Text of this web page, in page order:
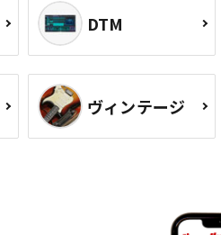
DTM
ヴィンテージ